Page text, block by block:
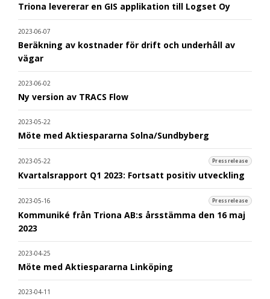
Triona levererar en GIS applikation till Logset Oy
2023-06-07
Beräkning av kostnader för drift och underhåll av
vägar
2023-06-02
Ny version av TRACS Flow
2023-05-22
Möte med Aktiespararna Solna/Sundbyberg
2023-05-22 Pressrelease
Kvartalsrapport Q1 2023: Fortsatt positiv utveckling
2023-05-16 Pressrelease
Kommuniké från Triona AB:s årsstämma den 16 maj
2023
2023-04-25
Möte med Aktiespararna Linköping
2023-04-11